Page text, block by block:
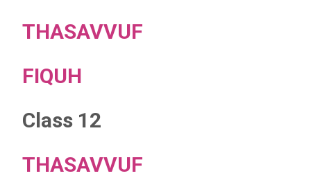
THASAVVUF
FIQUH
Class 12
THASAVVUF